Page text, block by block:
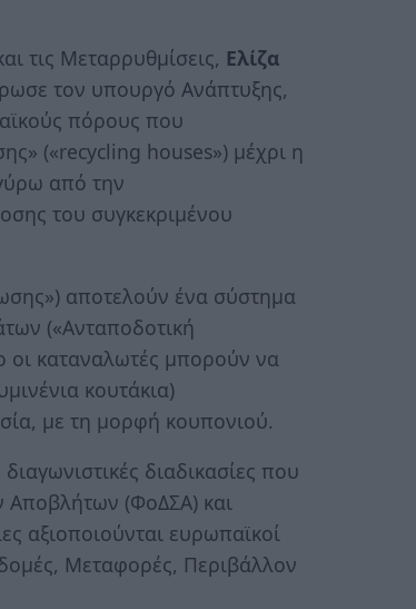
τις Μεταρρυθμίσεις, Ελίζα
τον υπουργό Ανάπτυξης,
πόρους που
(«recycling houses») μέχρι η
από την
του συγκεκριμένου
αποτελούν ένα σύστημα
(«Ανταποδοτική
οι καταναλωτές μπορούν να
κουτάκια)
με τη μορφή κουπονιού.
διαδικασίες που
Αποβλήτων (ΦοΔΣΑ) και
αξιοποιούνται ευρωπαϊκοί
Μεταφορές, Περιβάλλον